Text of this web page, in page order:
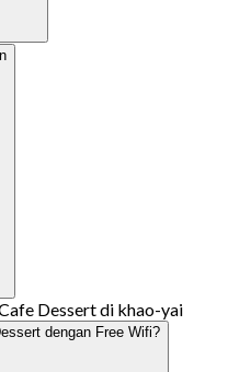
Dessert di khao-yai
dengan Free Wifi?